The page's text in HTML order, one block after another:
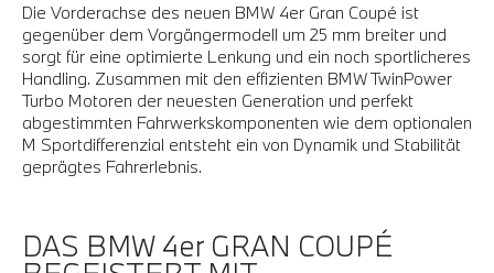
Die Vorderachse des neuen BMW 4er Gran Coupé ist
gegenüber dem Vorgängermodell um 25 mm breiter und
sorgt für eine optimierte Lenkung und ein noch sportlicheres
Handling. Zusammen mit den effizienten BMW TwinPower
Turbo Motoren der neuesten Generation und perfekt
abgestimmten Fahrwerkskomponenten wie dem optionalen
M Sportdifferenzial entsteht ein von Dynamik und Stabilität
geprägtes Fahrerlebnis.
DAS BMW 4er GRAN COUPÉ